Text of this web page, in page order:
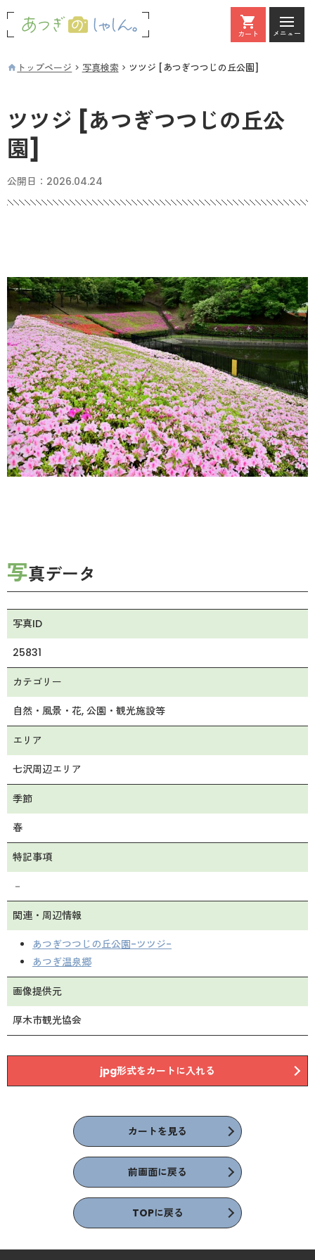
カート
カート メニュー
トップページ 写真検索 ツツジ [あつぎつつじの丘公園]
ツツジ [あつぎつつじの丘公
園]
公開日： 2026.04.24
写真データ
写真ID
25831
カテゴリー
自然・風景・花 公園・観光施設等
エリア
七沢周辺エリア
季節
春
特記事項
－
関連・周辺情報
あつぎつつじの丘公園-ツツジ-
あつぎ温泉郷
画像提供元
厚木市観光協会
jpg形式をカートに入れる
カートを見る
前画面に戻る
TOPに戻る